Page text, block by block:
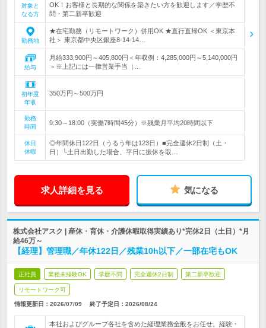
対象と
なる方
OK！お客様と長期的な関係を築きたい方を歓迎します／学歴不
問・第二新卒歓迎
勤務地
★在宅勤務（リモートワーク）併用OK ★直行直帰OK ＜東京本
社＞ 東京都中央区銀座8-14-14…
給与
月給333,900円～405,800円＜年収例：4,285,000円～5,140,000円
＞※上記には一律営業手当（…
初年度
年収
350万円～500万円
勤務
時間
9:30～18:00（実働7時間45分）※残業月平均20時間以下
休日
休暇
◎年間休日122日（うるう年は123日）■完全週休2日制（土・
日）└土日出勤した場合、平日に振休を取…
求人詳細を見る 気になる
株式会社アスク | 産休・育休・介護休暇取得実績あり*完休2日（土日）*月
給46万～
【経理】管理職／年休122日／残業10h以下／一部在宅もOK
正社員 業種未経験OK 学歴不問 完全週休2日制 第二新卒歓迎
リモートワーク可
情報更新日：2026/07/09 終了予定日： 2026/08/24
本社およびグループ各社を含めた経理業務全般をお任せ。経験・